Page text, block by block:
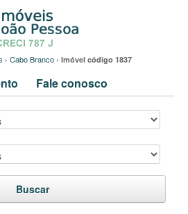
› Cabo Branco › Imóvel código 1837
Fale conosco
Buscar